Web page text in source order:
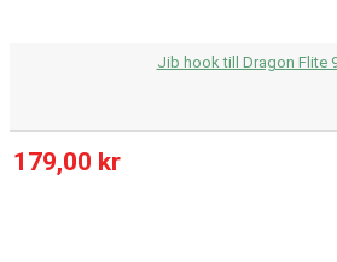
Jib hook till Dragon Flite
179,00 kr